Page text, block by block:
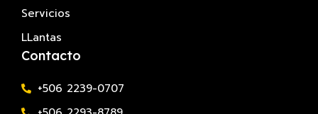
Servicios
LLantas
Contacto
+506 2239-0707